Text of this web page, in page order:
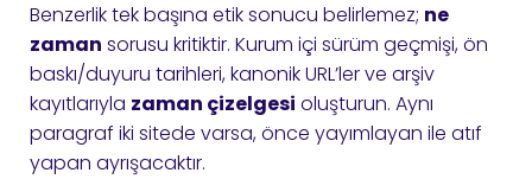
Benzerlik tek başına etik sonucu belirlemez; ne
zaman sorusu kritiktir. Kurum içi sürüm geçmişi, ön
baskı/duyuru tarihleri, kanonik URL’ler ve arşiv
kayıtlarıyla zaman çizelgesi oluşturun. Aynı
paragraf iki sitede varsa, önce yayımlayan ile atıf
yapan ayrışacaktır.